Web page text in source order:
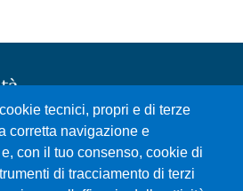
tecnici, propri e di terze
corretta navigazione e
con il tuo consenso, cookie di
di tracciamento di terzi
di Messina